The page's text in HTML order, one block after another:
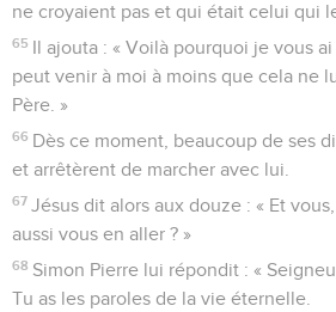
ne croyaient pas et qui était celui qui
65 Il ajouta : « Voilà pourquoi je vous
peut venir à moi à moins que cela ne
Père. »
66 Dès ce moment, beaucoup de ses
et arrêtèrent de marcher avec lui.
67 Jésus dit alors aux douze : « Et
aussi vous en aller ? »
68 Simon Pierre lui répondit : «
Tu as les paroles de la vie éternelle.